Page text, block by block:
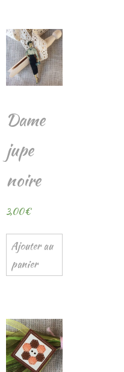
Dame
jupe
noire
3,00€
Ajouter au
panier